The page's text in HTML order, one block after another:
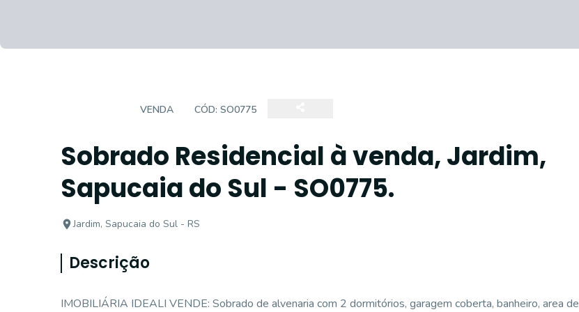
VENDA CÓD: SO0775
Sobrado Residencial à venda, Jardim,
Sapucaia do Sul - SO0775.
Jardim, Sapucaia do Sul - RS
Descrição
IMOBILIÁRIA IDEALI VENDE: Sobrado de alvenaria com 2 dormitórios, garagem coberta, banheiro, area de